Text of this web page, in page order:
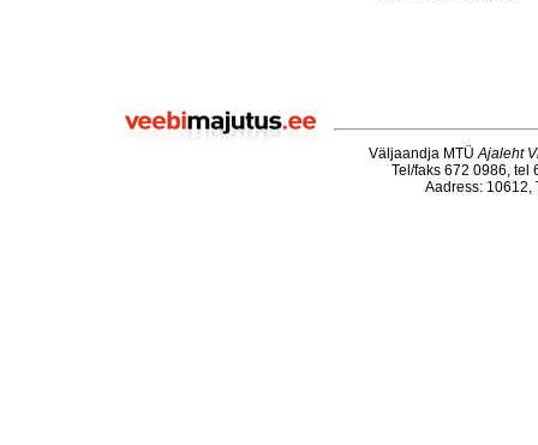
Väljaandja MTÜAjaleht
Tel/faks 672 0986, tel
Aadress: 10612,